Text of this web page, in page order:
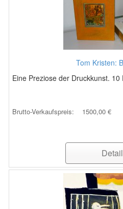
Tom Kristen:
Eine Preziose der Druckkunst.
Brutto-Verkaufspreis: 1500,00 €